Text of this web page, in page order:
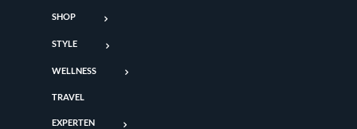
SHOP
STYLE
WELLNESS
TRAVEL
EXPERTEN